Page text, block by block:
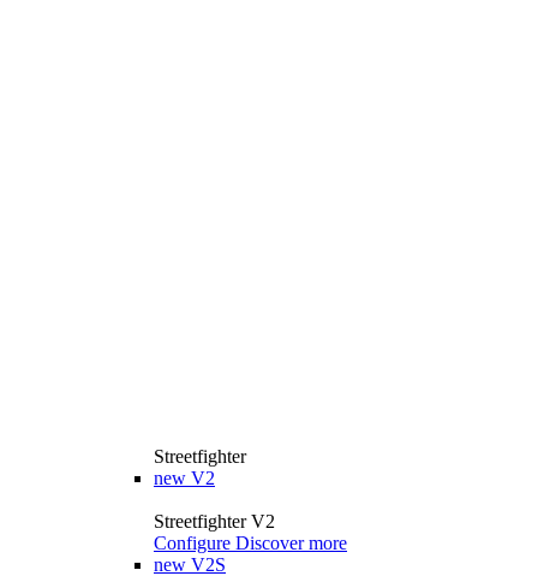
Streetfighter
new V2
Streetfighter V2
Configure Discover more
new V2S